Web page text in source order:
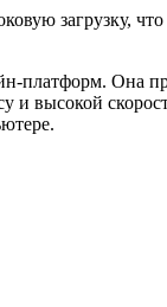
загрузку, что
платформ. Она
высокой